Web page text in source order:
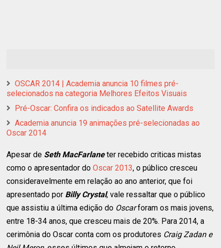
OSCAR 2014 | Academia anuncia 10 filmes pré-
selecionados na categoria Melhores Efeitos Visuais
Pré-Oscar: Confira os indicados ao Satellite Awards
Academia anuncia 19 animações pré-selecionadas ao
Oscar 2014
Apesar de Seth MacFarlaneter recebido criticas mistas
como o apresentador doOscar 2013, o público cresceu
consideravelmente em relação ao ano anterior, que foi
apresentado por Billy Crystal, vale ressaltar que o público
que assistiu a última edição do Oscarforam os mais jovens,
entre 18-34 anos, que cresceu mais de 20%. Para 2014, a
cerimônia do Oscar conta com os produtores Craig Zadan e